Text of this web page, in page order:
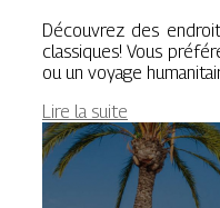
Découvrez des
classiques! Vous
ou un voyage
Lire la suite